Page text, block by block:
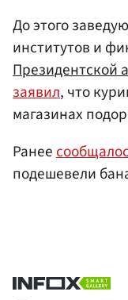
До этого
институтов и
Президентской
заявил, что
магазинах
Ранее
подешевели